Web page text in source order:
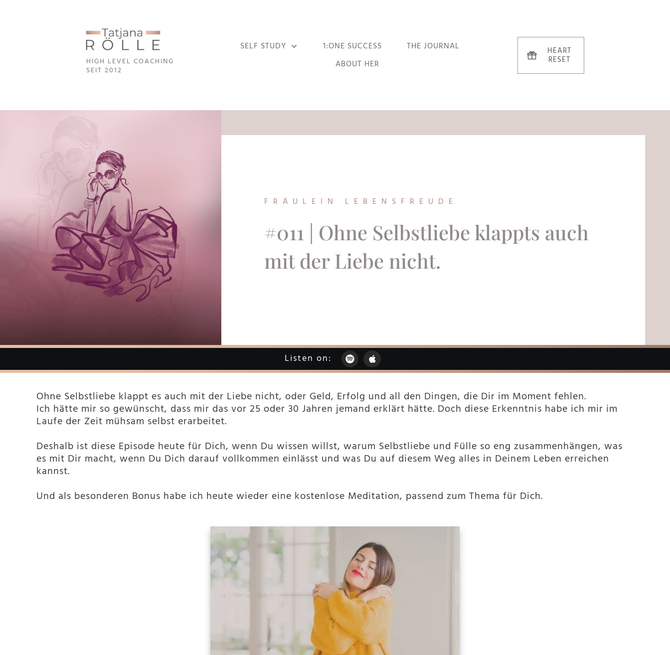
HIGH LEVEL COACHING
SEIT 2012
SELF STUDY 1:ONE SUCCESS
THE JOURNAL
ABOUT HER
HEART
RESET
FRÄULEIN LEBENSFREUDE
#011 | Ohne Selbstliebe klappts auch
mit der Liebe nicht.
Listen on:
Ohne Selbstliebe klappt es auch mit der Liebe nicht, oder Geld, Erfolg und all den Dingen, die Dir im Moment fehlen.
Ich hätte mir so gewünscht, dass mir das vor 25 oder 30 Jahren jemand erklärt hätte. Doch diese Erkenntnis habe ich mir im
Laufe der Zeit mühsam selbst erarbeitet.
Deshalb ist diese Episode heute für Dich, wenn Du wissen willst, warum Selbstliebe und Fülle so eng zusammenhängen, was
es mit Dir macht, wenn Du Dich darauf vollkommen einlässt und was Du auf diesem Weg alles in Deinem Leben erreichen
kannst.
Und als besonderen Bonus habe ich heute wieder eine kostenlose Meditation, passend zum Thema für Dich.